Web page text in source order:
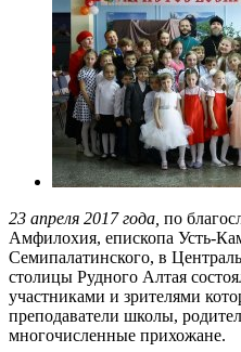
23 апреля 2017 года, по
Амфилохия, епископа Усть-
Семипалатинского, в
столицы Рудного Алтая
участниками и зрителями
преподаватели школы,
многочисленные прихожане.